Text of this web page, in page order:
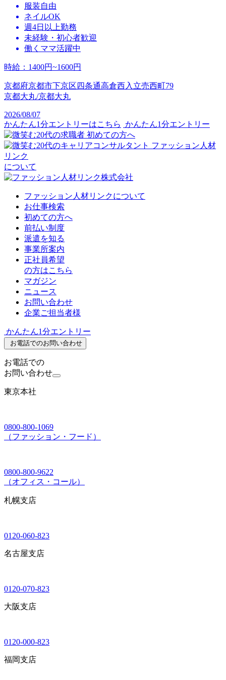
服装自由
ネイルOK
週4日以上勤務
未経験・初心者歓迎
働くママ活躍中
時給 ： 1400円~1600円
京都府京都市下京区四条通高倉西入立売西町79
京都大丸/京都大丸
2026/08/07
かんたん1分エントリーはこちら かんたん1分エントリー
初めての方へ
ファッション人材
リンク
について
ファッション人材リンクについて
お仕事検索
初めての方へ
前払い制度
派遣を知る
事業所案内
正社員希望
の方はこちら
マガジン
ニュース
お問い合わせ
企業ご担当者様
かんたん1分エントリー
お電話でのお問い合わせ
お電話での
お問い合わせ
東京本社
0800-800-1069
（ファッション・フード）
0800-800-9622
（オフィス・コール）
札幌支店
0120-060-823
名古屋支店
0120-070-823
大阪支店
0120-000-823
福岡支店